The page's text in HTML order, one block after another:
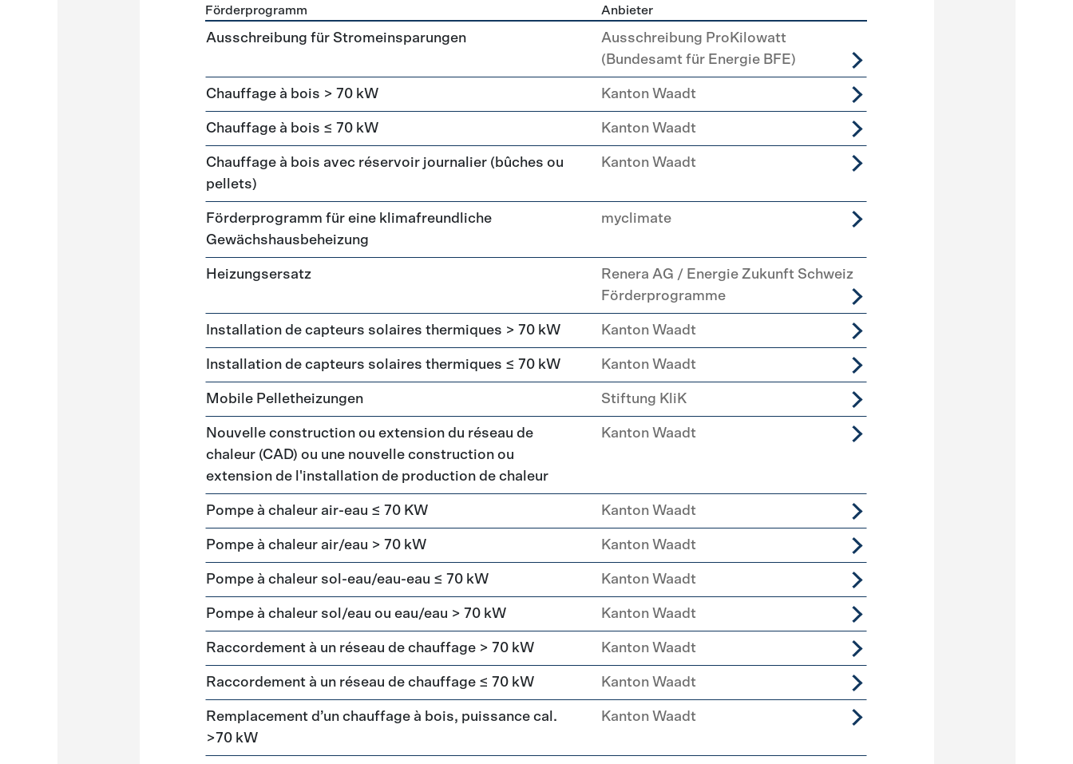
Förderprogramme Wärmeerzeugung
Förderprogramm Anbieter
Ausschreibung für Stromeinsparungen
Ausschreibung ProKilowatt
(Bundesamt für Energie BFE)
Chauffage à bois > 70 kW Kanton Waadt
Chauffage à bois ≤ 70 kW Kanton Waadt
Chauffage à bois avec réservoir journalier (bûches ou
pellets)
Kanton Waadt
Förderprogramm für eine klimafreundliche
Gewächshausbeheizung
myclimate
Heizungsersatz
Renera AG / Energie Zukunft Schweiz
Förderprogramme
Installation de capteurs solaires thermiques > 70 kW Kanton Waadt
Installation de capteurs solaires thermiques ≤ 70 kW Kanton Waadt
Mobile Pelletheizungen Stiftung KliK
Nouvelle construction ou extension du réseau de
chaleur (CAD) ou une nouvelle construction ou
extension de l'installation de production de chaleur
Kanton Waadt
Pompe à chaleur air-eau ≤ 70 KW Kanton Waadt
Pompe à chaleur air/eau > 70 kW Kanton Waadt
Pompe à chaleur sol-eau/eau-eau ≤ 70 kW Kanton Waadt
Pompe à chaleur sol/eau ou eau/eau > 70 kW Kanton Waadt
Raccordement à un réseau de chauffage > 70 kW Kanton Waadt
Raccordement à un réseau de chauffage ≤ 70 kW Kanton Waadt
Remplacement d’un chauffage à bois, puissance cal.
>70 kW
Kanton Waadt